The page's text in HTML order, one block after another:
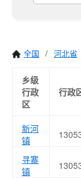
全国 / 河北省
乡级
行政
区
行政
新河
镇
寻寨
镇